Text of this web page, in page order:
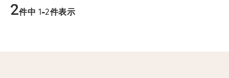
2件中 1-2件表示